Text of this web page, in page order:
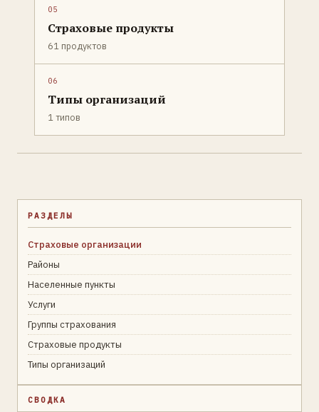
05
Страховые продукты
61 продуктов
06
Типы организаций
1 типов
РАЗДЕЛЫ
Страховые организации
Районы
Населенные пункты
Услуги
Группы страхования
Страховые продукты
Типы организаций
СВОДКА